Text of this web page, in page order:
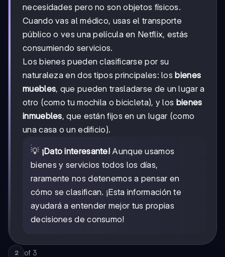
necesidades pero no son objetos físicos.
Cuando vas al médico, usas el transporte
público o ves una película en Netflix, estás
consumiendo servicios.
Los bienes pueden clasificarse por su
naturaleza en dos tipos principales: losbienes
muebles, que pueden trasladarse de un lugar a
otro (como tu mochila o bicicleta), y los bienes
inmuebles, que están fijos en un lugar (como
una casa o un edificio).
💡 ¡Dato interesante! Aunque usamos
bienes y servicios todos los días,
raramente nos detenemos a pensar en
cómo se clasifican. ¡Esta información te
ayudará a entender mejor tus propias
decisiones de consumo!
2 of 3